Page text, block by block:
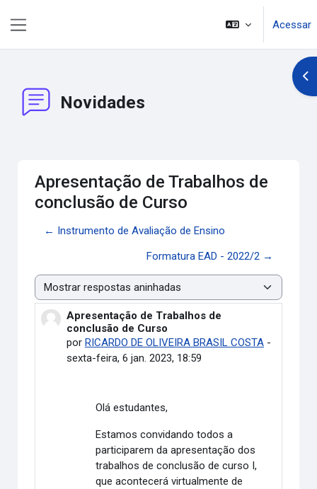
Acessar
Novidades
Apresentação de Trabalhos de
conclusão de Curso
← Instrumento de Avaliação de Ensino
Formatura EAD - 2022/2 →
Modo de visualização
Apresentação de Trabalhos de
conclusão de Curso
por RICARDO DE OLIVEIRA BRASIL COSTA-
sexta-feira, 6 jan. 2023, 18:59
Número de respostas: 0
Olá estudantes,
Estamos convidando todos a
participarem da apresentação dos
trabalhos de conclusão de curso I,
que acontecerá virtualmente de